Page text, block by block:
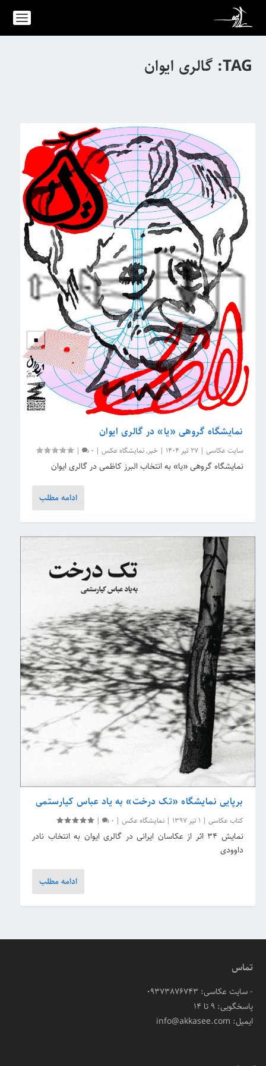
TAG: گالری ایوان
نمایشگاه گروهی «یا» در گالری ایوان
سایت عکاسی |27 تیر 1404 | خبر,نمایشگاه عکس |
0
|
نمایشگاه گروهی «یا» به انتخاب البرز کاظمی در گالری ایوان
ادامه مطلب
برپایی نمایشگاه «تک درخت» به یاد عباس کیارستمی
کتاب عکاسی | 1 تیر 1397 |نمایشگاه عکس |
0
|
نمایش 34 اثر از عکاسان ایرانی در گالری ایوان به انتخاب نادر
داوودی
ادامه مطلب
تماس
- سایت عکاسی: 09373876743
پاسخگویی: ۹ تا ۱۴
ایمیل: info@akkasee.com